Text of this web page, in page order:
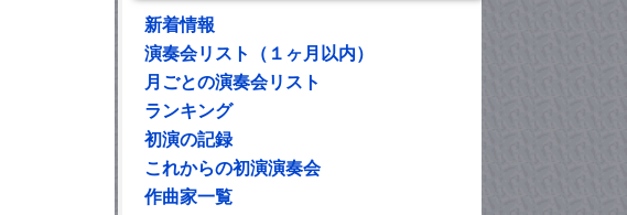
新着情報
演奏会リスト（１ヶ月以内）
月ごとの演奏会リスト
ランキング
初演の記録
これからの初演演奏会
作曲家一覧